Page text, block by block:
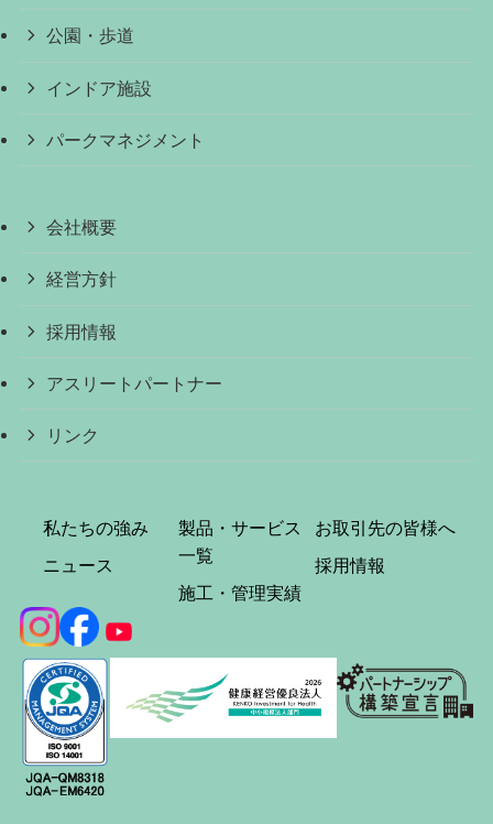
公園・歩道
インドア施設
パークマネジメント
会社概要
経営方針
採用情報
アスリートパートナー
リンク
私たちの強み
ニュース
製品・サービス
一覧
施工・管理実績
お取引先の皆様へ
採用情報